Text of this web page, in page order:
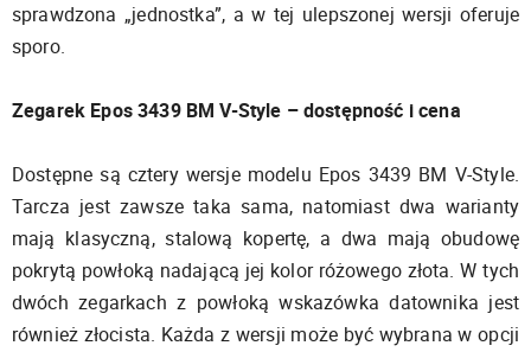
sprawdzona „jednostka”, a w tej ulepszonej wersji oferuje
sporo.
Zegarek Epos 3439 BM V-Style – dostępność i cena
Dostępne są cztery wersje modelu Epos 3439 BM V-Style.
Tarcza jest zawsze taka sama, natomiast dwa warianty
mają klasyczną, stalową kopertę, a dwa mają obudowę
pokrytą powłoką nadającą jej kolor różowego złota. W tych
dwóch zegarkach z powłoką wskazówka datownika jest
również złocista. Każda z wersji może być wybrana w opcji